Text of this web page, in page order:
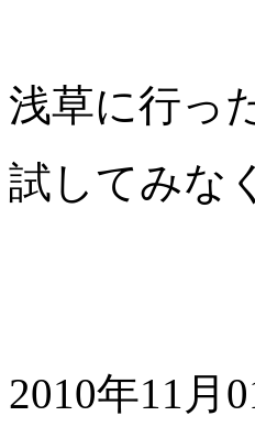
浅草に行っ
試してみな
2010年11月